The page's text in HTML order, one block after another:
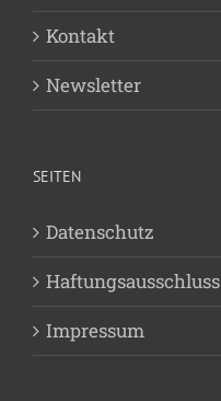
Kontakt
Newsletter
SEITEN
Datenschutz
Haftungsausschluss
Impressum